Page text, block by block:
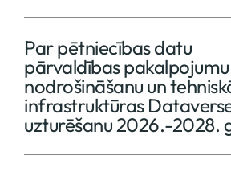
Par pētniecības datu
pārvaldības pakalpojumu
nodrošināšanu un
infrastruktūras
uzturēšanu 2026.-2028.